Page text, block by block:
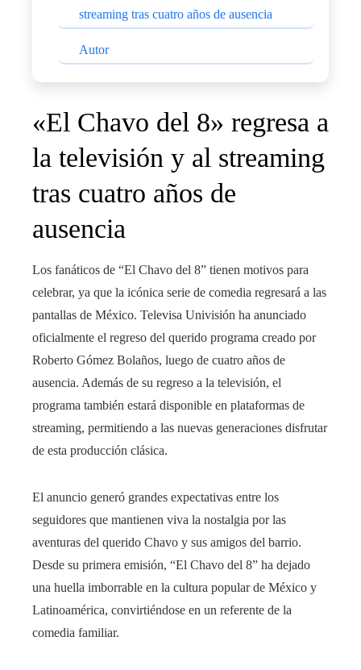
streaming tras cuatro años de ausencia
Autor
«El Chavo del 8» regresa a
la televisión y al streaming
tras cuatro años de
ausencia
Los fanáticos de “El Chavo del 8” tienen motivos para
celebrar, ya que la icónica serie de comedia regresará a las
pantallas de México. Televisa Univisión ha anunciado
oficialmente el regreso del querido programa creado por
Roberto Gómez Bolaños, luego de cuatro años de
ausencia. Además de su regreso a la televisión, el
programa también estará disponible en plataformas de
streaming, permitiendo a las nuevas generaciones disfrutar
de esta producción clásica.
El anuncio generó grandes expectativas entre los
seguidores que mantienen viva la nostalgia por las
aventuras del querido Chavo y sus amigos del barrio.
Desde su primera emisión, “El Chavo del 8” ha dejado
una huella imborrable en la cultura popular de México y
Latinoamérica, convirtiéndose en un referente de la
comedia familiar.